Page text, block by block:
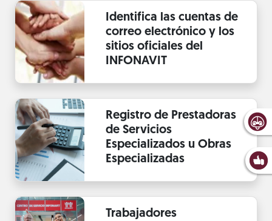
Identifica las cuentas de
correo electrónico y los
sitios oficiales del
INFONAVIT
Registro de Prestadoras
de Servicios
Especializados u Obras
Especializadas
Trabajadores